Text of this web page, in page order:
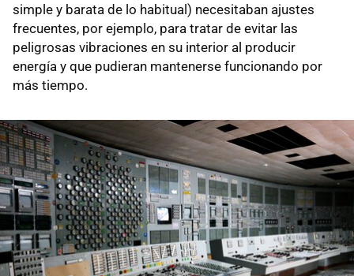
simple y barata de lo habitual) necesitaban ajustes
frecuentes, por ejemplo, para tratar de evitar las
peligrosas vibraciones en su interior al producir
energía y que pudieran mantenerse funcionando por
más tiempo.